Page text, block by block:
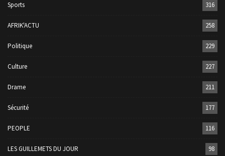
Sports 316
AFRIK'ACTU 258
Politique 229
Culture 227
Drame 211
Sécurité 177
PEOPLE 116
LES GUILLEMETS DU JOUR 98